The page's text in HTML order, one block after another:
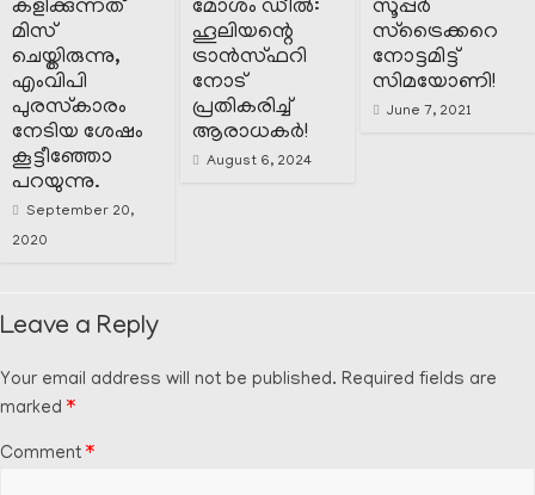
കളിക്കുന്നത്
മിസ്
ചെയ്തിരുന്നു,
എംവിപി
പുരസ്‌കാരം
നേടിയ ശേഷം
കൂട്ടീഞ്ഞോ
പറയുന്നു.
September 20,
2020
മോശം ഡീൽ:
ഹൂലിയന്റെ
ട്രാൻസ്ഫറി
നോട്
പ്രതികരിച്ച്
ആരാധകർ!
August 6, 2024
സൂപ്പർ
സ്‌ട്രൈക്കറെ
നോട്ടമിട്ട്
സിമയോണി!
June 7, 2021
Leave a Reply
Your email address will not be published. Required fields are
marked *
Comment *